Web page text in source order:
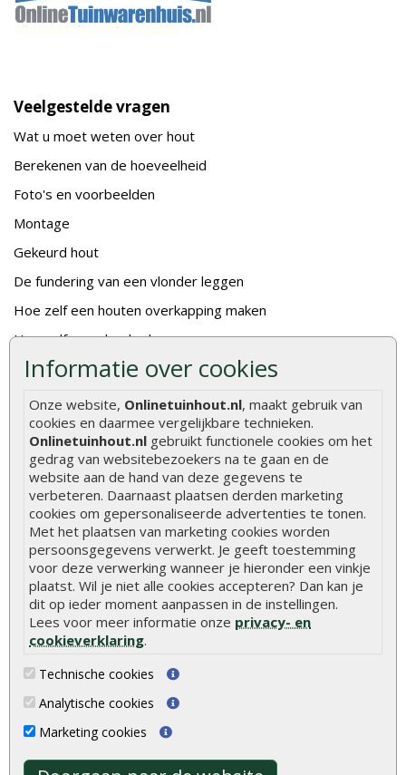
Informatie over cookies
Onze website, Onlinetuinhout.nl, maakt gebruik van
cookies en daarmee vergelijkbare technieken.
Onlinetuinhout.nl gebruikt functionele cookies om het
gedrag van websitebezoekers na te gaan en de
website aan de hand van deze gegevens te
verbeteren. Daarnaast plaatsen derden marketing
cookies om gepersonaliseerde advertenties te tonen.
Met het plaatsen van marketing cookies worden
persoonsgegevens verwerkt. Je geeft toestemming
voor deze verwerking wanneer je hieronder een vinkje
plaatst. Wil je niet alle cookies accepteren? Dan kan je
dit op ieder moment aanpassen in de instellingen.
Lees voor meer informatie onze privacy- en
cookieverklaring.
Technische cookies
Analytische cookies
Marketing cookies
Veelgestelde vragen
Wat u moet weten over hout
Berekenen van de hoeveelheid
Foto's en voorbeelden
Montage
Gekeurd hout
De fundering van een vlonder leggen
Hoe zelf een houten overkapping maken
Hoe zelf een vlonder leggen
Hoe betonpaal plaatsen
Hoe schutting plaatsen
De 9 beste tuinschermen van Onlinetuinhout.nl
Stijlvolle houtsoorten voor in de tuin
Duurzame tuin
Welke palen voor een schapenhek
Alle populaire categorieën
Tuinhout
Schutting
Vlonderplanken
Tuinpalen
Tuinhekken
Tuinhuizen
Blokhutten
Tuindeuren
Tuinschermen
Steigerplanken
Douglas hout
Aanbiedingen